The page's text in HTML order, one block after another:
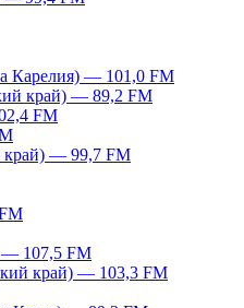
Карелия) — 101,0 FM
край) — 89,2 FM
FM
край) — 99,7 FM
— 107,5 FM
край) — 103,3 FM